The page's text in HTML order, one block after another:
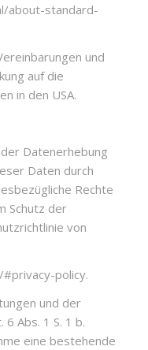
about-standard-
und
auf die
in den USA.
Datenerhebung
Daten durch
Rechte
Schutz der
von
policy.
und der
Abs. 1 S. 1 b.
eine bestehende